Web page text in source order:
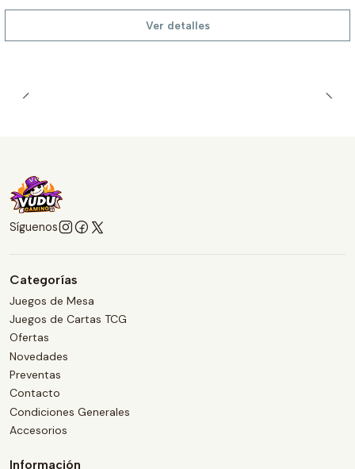
Ver detalles
Síguenos
Categorías
Juegos de Mesa
Juegos de Cartas TCG
Ofertas
Novedades
Preventas
Contacto
Condiciones Generales
Accesorios
Información